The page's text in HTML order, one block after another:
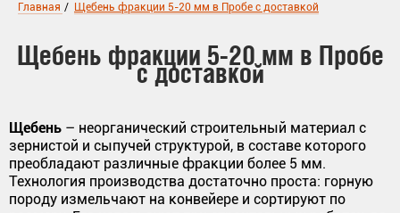
Главная / Щебень фракции 5-20 мм в Пробе с доставкой
Щебень фракции 5-20 мм в Пробе
с доставкой
Щебень – неорганический строительный материал с
зернистой и сыпучей структурой, в составе которого
преобладают различные фракции более 5 мм.
Технология производства достаточно проста: горную
породу измельчают на конвейере и сортируют по